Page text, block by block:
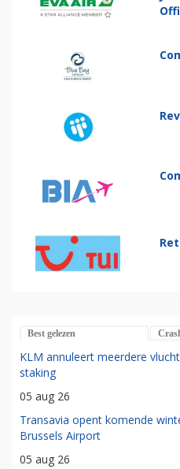
Best gelezen
KLM annuleert meerdere
staking
05 aug 26
Transavia opent komende
Brussels Airport
05 aug 26